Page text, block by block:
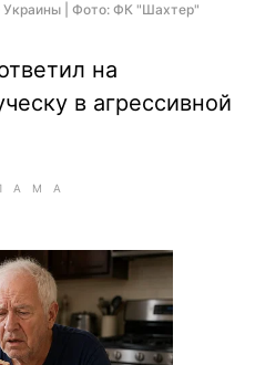
Украины | Фото: ФК "Шахтер"
на
в агрессивной